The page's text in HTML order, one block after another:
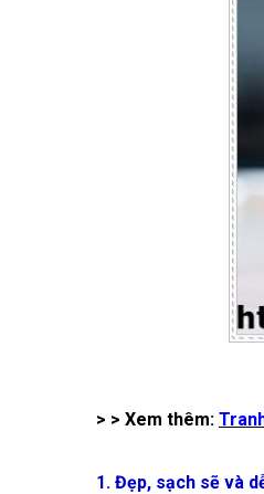
> > Xem thêm:
1. Đẹp, sạch sẽ và